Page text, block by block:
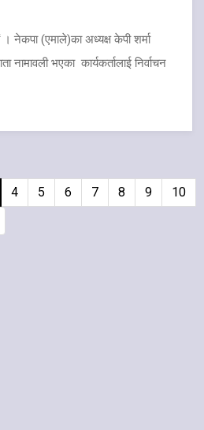
नेकपा (एमाले)का अध्यक्ष केपी शर्मा
नामावली भएका कार्यकर्तालाई निर्वाचन
4 5 6 7 8 9
10